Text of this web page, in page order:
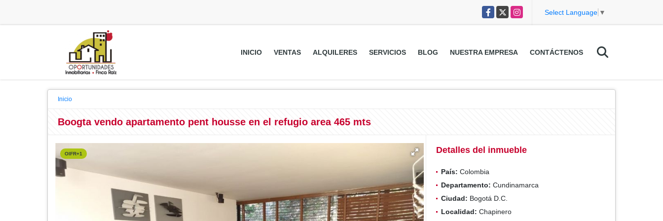
Facebook
X Instagram Select Language ▼
INICIO VENTAS ALQUILERES SERVICIOS BLOG NUESTRA EMPRESA CONTÁCTENOS
Inicio
Boogta vendo apartamento pent housse en el refugio area 465 mts
OIFR+1 Detalles del inmueble
País: Colombia
Departamento: Cundinamarca
Ciudad: Bogotá D.C.
Localidad: Chapinero